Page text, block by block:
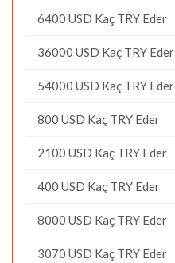
6400 USD Kaç TRY Eder
36000 USD Kaç TRY Eder
54000 USD Kaç TRY Eder
800 USD Kaç TRY Eder
2100 USD Kaç TRY Eder
400 USD Kaç TRY Eder
8000 USD Kaç TRY Eder
3070 USD Kaç TRY Eder